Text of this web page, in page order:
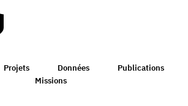
Projets Données
Publications
Missions